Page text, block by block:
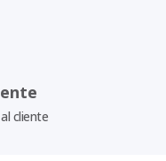
cliente